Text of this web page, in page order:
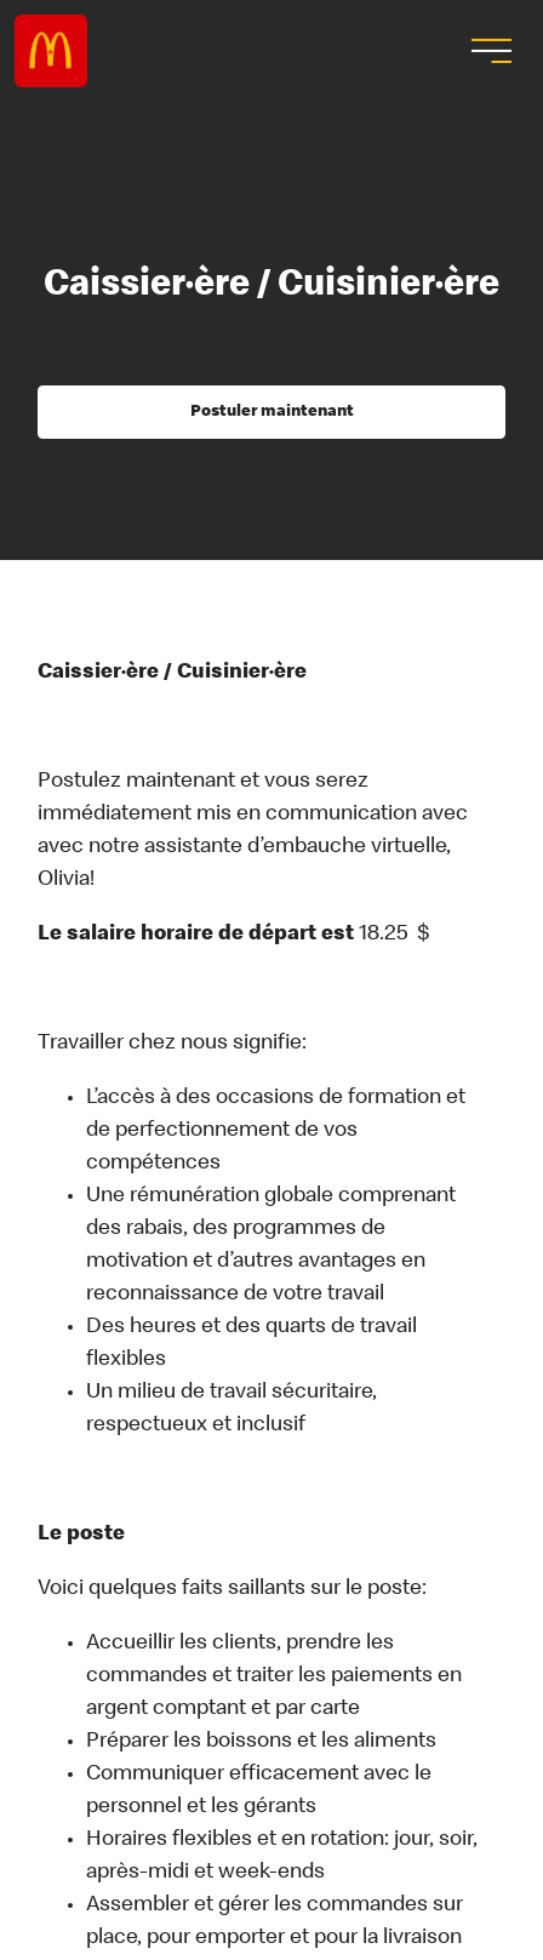
Caissier·ère / Cuisinier·ère
Postuler maintenant
Caissier·ère / Cuisinier·ère
Postulez maintenant et vous serez
immédiatement mis en communication avec
avec notre assistante d’embauche virtuelle,
Olivia!
Le salaire horaire de départ est 18.25 $
Travailler chez nous signifie:
L’accès à des occasions de formation et
de perfectionnement de vos
compétences
Une rémunération globale comprenant
des rabais, des programmes de
motivation et d’autres avantages en
reconnaissance de votre travail
Des heures et des quarts de travail
flexibles
Un milieu de travail sécuritaire,
respectueux et inclusif
Le poste
Voici quelques faits saillants sur le poste:
Accueillir les clients, prendre les
commandes et traiter les paiements en
argent comptant et par carte
Préparer les boissons et les aliments
Communiquer efficacement avec le
personnel et les gérants
Horaires flexibles et en rotation: jour, soir,
après-midi et week-ends
Assembler et gérer les commandes sur
place, pour emporter et pour la livraison